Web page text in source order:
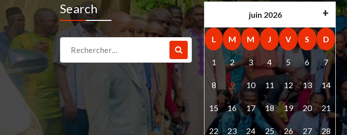
Search
pour :
juin 2026
L M M J V S D
1 2 3 4 5 6 7
8 9 10 11 12 13 14
15 16 17 18 19 20 21
22 23 24 25 26 27 28